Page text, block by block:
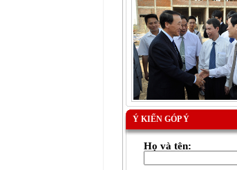
Ý KIẾN GÓP Ý
Họ và tên: